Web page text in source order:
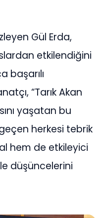
Gül Erda,
etkilendiğini
başarılı
“Tarık Akan
yaşatan bu
herkesi tebrik
hem de etkileyici
düşüncelerini